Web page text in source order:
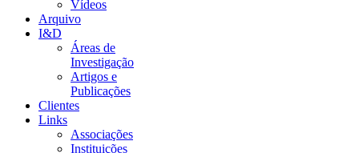
Vídeos
Arquivo
I&D
Áreas de
Investigação
Artigos e
Publicações
Clientes
Links
Associações
Instituições